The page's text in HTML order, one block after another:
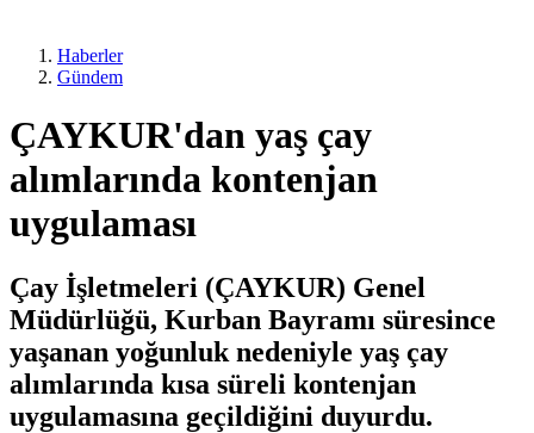
Haberler
Gündem
ÇAYKUR'dan yaş çay
alımlarında kontenjan
uygulaması
Çay İşletmeleri (ÇAYKUR) Genel
Müdürlüğü, Kurban Bayramı süresince
yaşanan yoğunluk nedeniyle yaş çay
alımlarında kısa süreli kontenjan
uygulamasına geçildiğini duyurdu.